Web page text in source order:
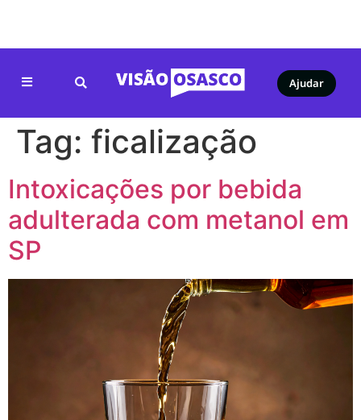
Ajudar
Tag: ficalização
Intoxicações por bebida
adulterada com metanol em
SP